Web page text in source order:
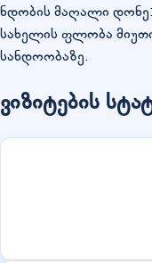
ნდობის მაღალი დონე:
სახელის ფლობა
სანდოობაზე.
ვიზიტების